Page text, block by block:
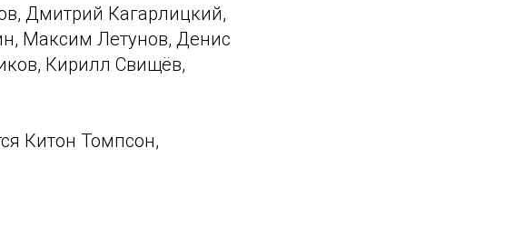
Дмитрий Кагарлицкий,
Максим Летунов, Денис
Кирилл Свищёв,
Китон Томпсон,